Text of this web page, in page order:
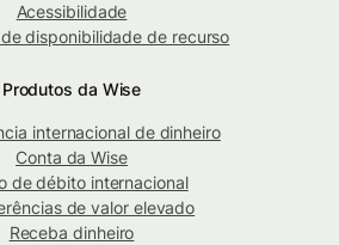
Acessibilidade
disponibilidade de recurso
Produtos da Wise
internacional de dinheiro
Conta da Wise
de débito internacional
de valor elevado
Receba dinheiro